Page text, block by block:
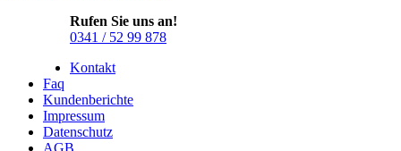
Rufen Sie uns an!
0341 / 52 99 878
Kontakt
Faq
Kundenberichte
Impressum
Datenschutz
AGB